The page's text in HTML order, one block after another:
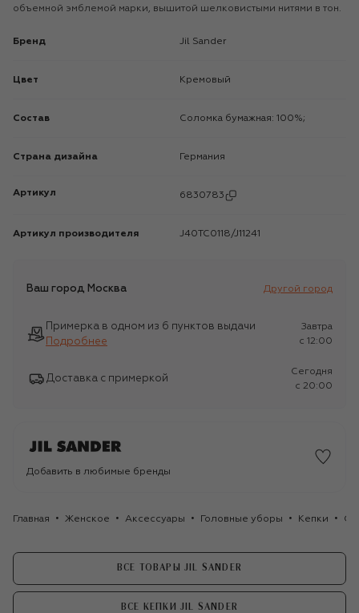
объемной эмблемой марки, вышитой шелковистыми нитями в тон.
Бренд Jil Sander
Цвет Кремовый
Состав Соломка бумажная: 100%;
Страна дизайна Германия
Артикул 6830783
Артикул производителя J40TC0118/J11241
Ваш город Москва Другой город
Примерка в одном из 6 пунктов выдачи
Подробнее
Завтра
c 12:00
Доставка с примеркой
Сегодня
c 20:00
Добавить в любимые бренды
Главная Женское Аксессуары Головные уборы Кепки
ВСЕ ТОВАРЫ JIL SANDER
ВСЕ КЕПКИ JIL SANDER